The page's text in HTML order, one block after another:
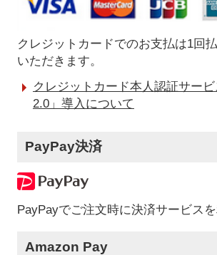
クレジットカードでのお支払は1回
いただきます。
クレジットカード本人認証サー
2.0」導入について
PayPay決済
PayPayでご注文時に決済サービスを
Amazon Pay